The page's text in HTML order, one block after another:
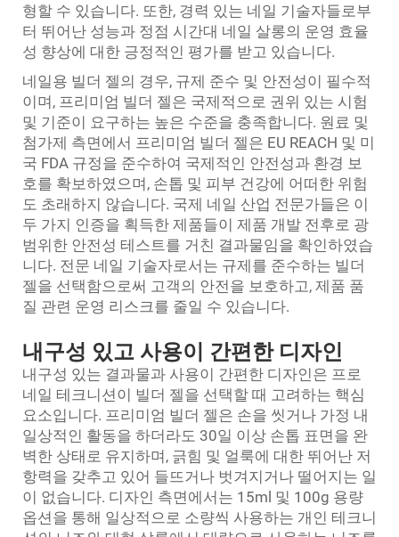
형할 수 있습니다. 또한, 경력 있는 네일 기술자들로부
터 뛰어난 성능과 정점 시간대 네일 살롱의 운영 효율
성 향상에 대한 긍정적인 평가를 받고 있습니다.
네일용 빌더 젤의 경우, 규제 준수 및 안전성이 필수적
이며, 프리미엄 빌더 젤은 국제적으로 권위 있는 시험
및 기준이 요구하는 높은 수준을 충족합니다. 원료 및
첨가제 측면에서 프리미엄 빌더 젤은 EU REACH 및 미
국 FDA 규정을 준수하여 국제적인 안전성과 환경 보
호를 확보하였으며, 손톱 및 피부 건강에 어떠한 위험
도 초래하지 않습니다. 국제 네일 산업 전문가들은 이
두 가지 인증을 획득한 제품들이 제품 개발 전후로 광
범위한 안전성 테스트를 거친 결과물임을 확인하였습
니다. 전문 네일 기술자로서는 규제를 준수하는 빌더
젤을 선택함으로써 고객의 안전을 보호하고, 제품 품
질 관련 운영 리스크를 줄일 수 있습니다.
내구성 있고 사용이 간편한 디자인
내구성 있는 결과물과 사용이 간편한 디자인은 프로
네일 테크니션이 빌더 젤을 선택할 때 고려하는 핵심
요소입니다. 프리미엄 빌더 젤은 손을 씻거나 가정 내
일상적인 활동을 하더라도 30일 이상 손톱 표면을 완
벽한 상태로 유지하며, 긁힘 및 얼룩에 대한 뛰어난 저
항력을 갖추고 있어 들뜨거나 벗겨지거나 떨어지는 일
이 없습니다. 디자인 측면에서는 15ml 및 100g 용량
옵션을 통해 일상적으로 소량씩 사용하는 개인 테크니